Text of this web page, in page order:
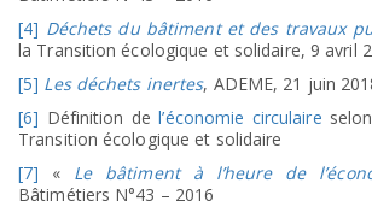
[4] Déchets du bâtiment et des travaux
la Transition écologique et solidaire, 9 avril
[5] Les déchets inertes, ADEME, 21 juin
[6] Définition del’économie circulaire
Transition écologique et solidaire
[7] « Le bâtiment à l’heure de
Bâtimétiers N°43 – 2016